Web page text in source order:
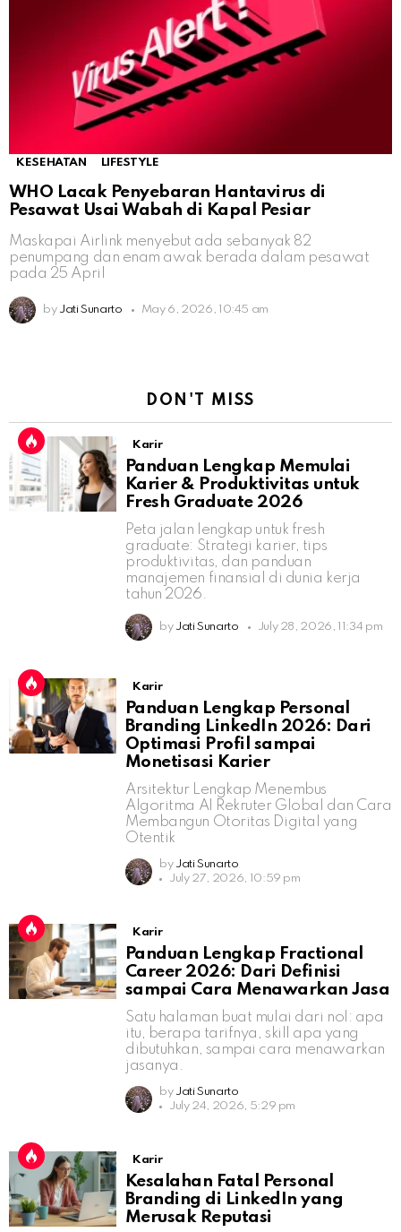
KESEHATAN LIFESTYLE
WHO Lacak Penyebaran Hantavirus di
Pesawat Usai Wabah di Kapal Pesiar
Maskapai Airlink menyebut ada sebanyak 82
penumpang dan enam awak berada dalam pesawat
pada 25 April
by Jati Sunarto May 6, 2026, 10:45 am
DON'T MISS
Karir
Panduan Lengkap Memulai
Karier & Produktivitas untuk
Fresh Graduate 2026
Peta jalan lengkap untuk fresh
graduate: Strategi karier, tips
produktivitas, dan panduan
manajemen finansial di dunia kerja
tahun 2026.
by Jati Sunarto July 28, 2026, 11:34 pm
Karir
Panduan Lengkap Personal
Branding LinkedIn 2026: Dari
Optimasi Profil sampai
Monetisasi Karier
Arsitektur Lengkap Menembus
Algoritma AI Rekruter Global dan Cara
Membangun Otoritas Digital yang
Otentik
by Jati Sunarto
July 27, 2026, 10:59 pm
Karir
Panduan Lengkap Fractional
Career 2026: Dari Definisi
sampai Cara Menawarkan Jasa
Satu halaman buat mulai dari nol: apa
itu, berapa tarifnya, skill apa yang
dibutuhkan, sampai cara menawarkan
jasanya.
by Jati Sunarto
July 24, 2026, 5:29 pm
Karir
Kesalahan Fatal Personal
Branding di LinkedIn yang
Merusak Reputasi